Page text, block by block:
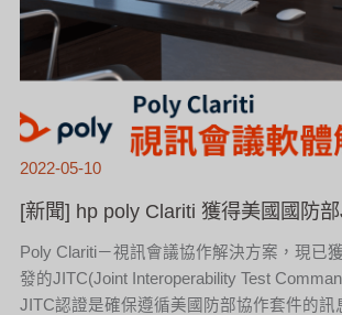
2022-05-10
[新聞] hp poly Clariti 獲得美國國防
Poly Clariti－視訊會議協作解決方案，現已
發的JITC(Joint Interoperability Test
JITC認證是確保遵循美國防部協作套件的訊